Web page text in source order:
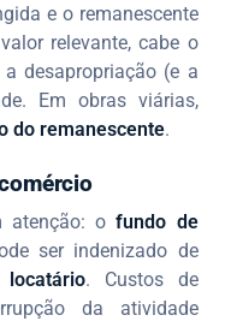
e o remanescente
relevante, cabe o
desapropriação (e a
Em obras viárias,
do remanescente.
atenção: ofundo de
ser indenizado de
locatário. Custos de
da atividade